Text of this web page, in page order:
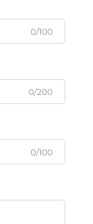
0/100
0/200
0/100